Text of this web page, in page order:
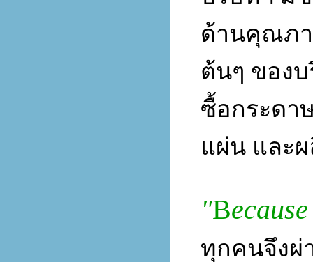
ด้านคุณภ
ต้นๆ ของ
ซื้อกระดา
แผ่น และ
"B
ทุกคนจึงผ่